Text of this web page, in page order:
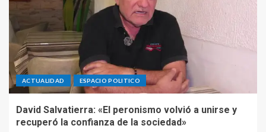
ACTUALIDAD ESPACIO POLITICO
David Salvatierra: «El peronismo volvió a unirse y
recuperó la confianza de la sociedad»